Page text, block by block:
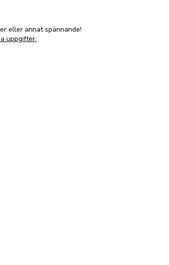
eller annat spännande!
uppgifter.